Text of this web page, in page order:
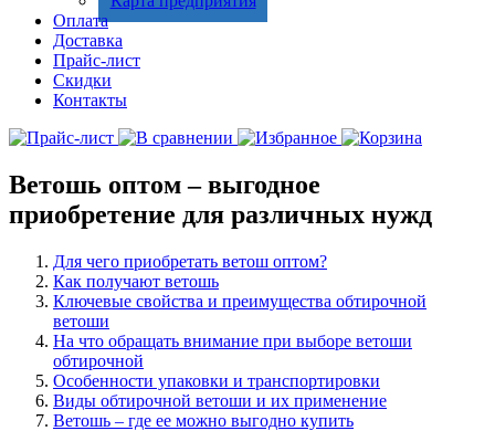
Оплата
Доставка
Прайс-лист
Скидки
Контакты
Ветошь оптом – выгодное
приобретение для различных нужд
Для чего приобретать ветош оптом?
Как получают ветошь
Ключевые свойства и преимущества обтирочной
ветоши
На что обращать внимание при выборе ветоши
обтирочной
Особенности упаковки и транспортировки
Виды обтирочной ветоши и их применение
Ветошь – где ее можно выгодно купить